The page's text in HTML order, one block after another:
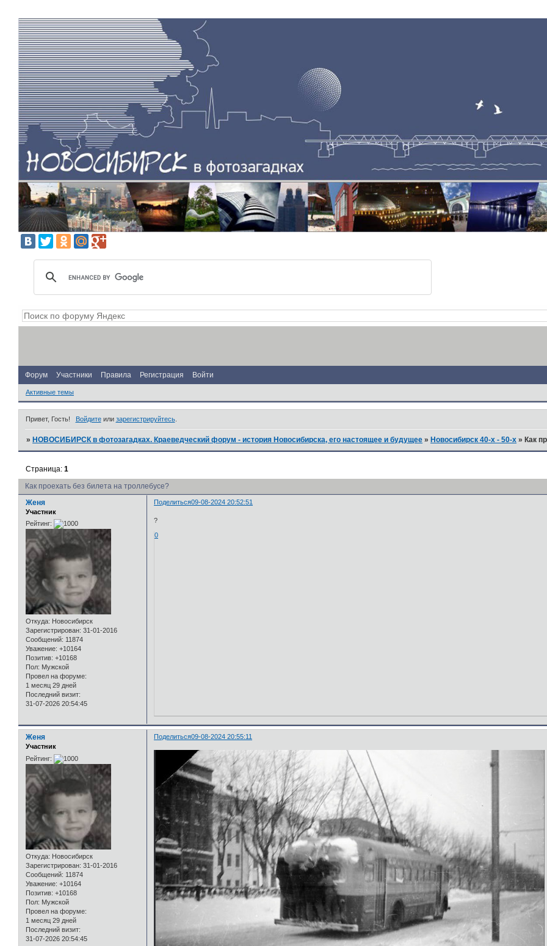
Форум Участники Правила Регистрация Войти
Активные темы
Привет, Гость! Войдитеили зарегистрируйтесь.
»НОВОСИБИРСК в фотозагадках. Краеведческий форум - история Новосибирска, его настоящее и будущее »Новосибирск 40-х - 50-х »Как
Как проехать без билета на троллебусе?
Страница:1
Поделиться09-08-2024 20:52:51
Женя
Участник
Рейтинг:
Откуда: Новосибирск
Зарегистрирован: 31-01-2016
Сообщений: 11874
Уважение: +10164
Позитив: +10168
Пол: Мужской
Провел на форуме:
1 месяц 29 дней
Последний визит:
31-07-2026 20:54:45
?
0
Поделиться09-08-2024 20:55:11
Женя
Участник
Рейтинг:
Откуда: Новосибирск
Зарегистрирован: 31-01-2016
Сообщений: 11874
Уважение: +10164
Позитив: +10168
Пол: Мужской
Провел на форуме:
1 месяц 29 дней
Последний визит:
31-07-2026 20:54:45